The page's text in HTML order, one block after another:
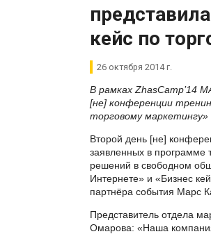
кейс по
26 октября 2014 г.
В рамках ZhasCamp’14
[не] конференции
торговому маркетингу»
Второй день [не]
заявленных в программе
решений в свободном
Интернете» и «Бизнес
партнёра события Марс
Представитель отдела
Омарова: «Наша